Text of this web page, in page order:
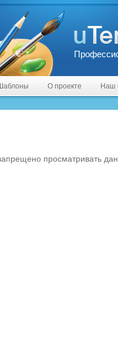
О проекте Наш
просматривать